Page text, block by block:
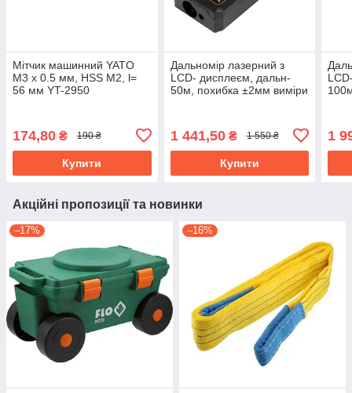
Мітчик машинний YATO
M3 х 0.5 мм, HSS М2, l=
56 мм YT-2950
174,80 ₴ 190 ₴
Купити
Дальномір лазерний з
LCD- дисплеєм, дальн-
50м, похибка ±2мм виміри
1 441,50₴ 1 550 ₴
Купити
1
Акційні пропозиції та новинки
–17% –16%